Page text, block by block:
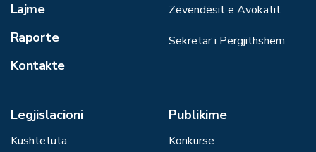
Lajme
Raporte
Kontakte
Zëvendësit e Avokatit
Sekretar i Përgjithshëm
Legjislacioni
Kushtetuta
Publikime
Konkurse